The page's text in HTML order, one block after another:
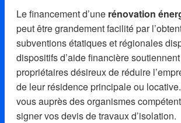
Le financement d’une rénovation
peut être grandement facilité par
subventions étatiques et régionales
dispositifs d’aide financière
propriétaires désireux de réduire
de leur résidence principale ou
vous auprès des organismes
signer vos devis de travaux d’isolation.